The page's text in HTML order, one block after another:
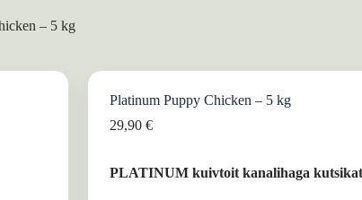
– 5 kg
Platinum Puppy Chicken – 5 kg
29,90€
PLATINUM kuivtoit kanalihaga